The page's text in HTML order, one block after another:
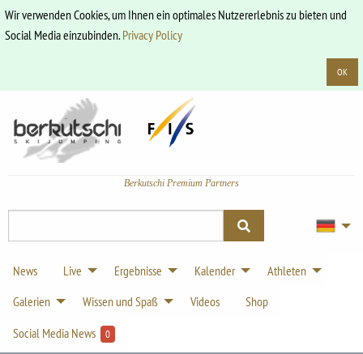
Wir verwenden Cookies, um Ihnen ein optimales Nutzererlebnis zu bieten und
Social Media einzubinden.Privacy Policy
OK
Berkutschi Premium Partners
News Live Ergebnisse Kalender
Athleten
Galerien
Wissen und Spaß Videos
Shop
Social Media News
0